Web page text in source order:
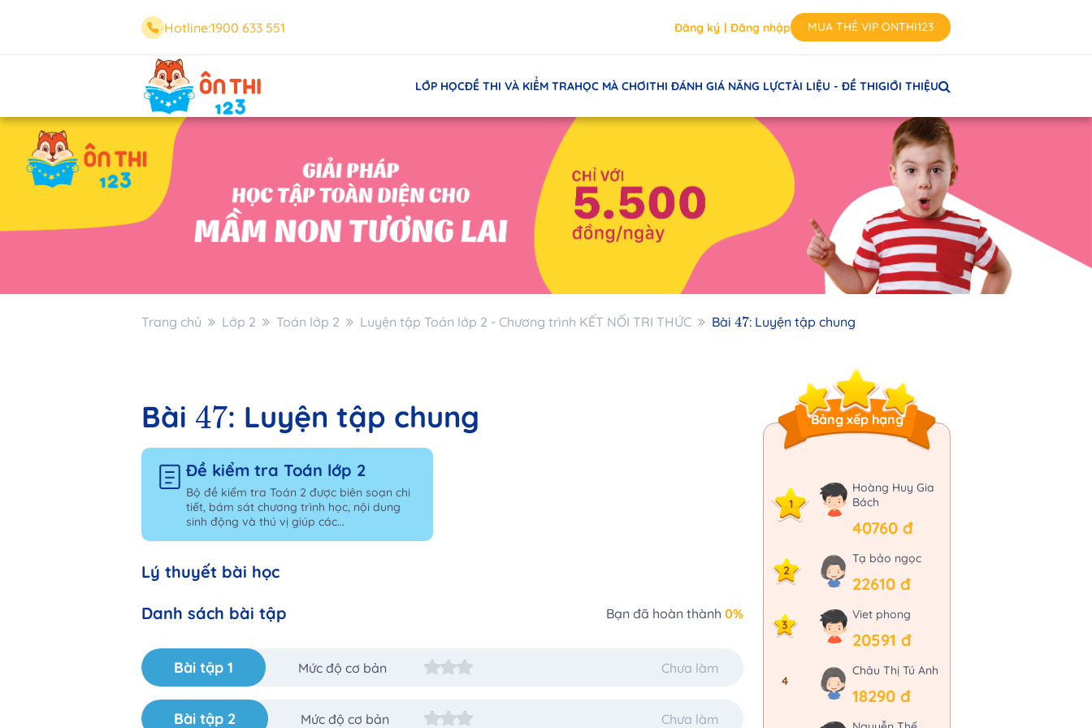
Hotline:1900 633 551 Đăng ký Đăng nhập MUA THẺ VIP ONTHI123
LỚP HỌCĐỀ THI VÀ KIỂM TRAHỌC MÀ CHƠITHI ĐÁNH GIÁ NĂNG LỰCTÀI LIỆU - ĐỀ THIGIỚI THIỆU
Trang chủ Lớp 2 Toán lớp 2 Luyện tập Toán lớp 2 - Chương trình KẾT NỐI TRI THỨC Bài 47
47: Luyện tập chung
Bài 47
47: Luyện tập chung
Đề kiểm tra Toán lớp 2
Bộ đề kiểm tra Toán 2 được biên soạn chi
tiết, bám sát chương trình học, nội dung
sinh động và thú vị giúp các...
Lý thuyết bài học
Danh sách bài tập Bạn đã hoàn thành 0%
Bài tập 1 Mức độ cơ bản Chưa làm
Bài tập 2 Mức độ cơ bản Chưa làm
Bảng xếp hạng
1
Hoàng Huy Gia
Bách
40760 đ
2
Tạ bảo ngọc
22610 đ
3
Viet phong
20591 đ
4
Châu Thị Tú Anh
18290 đ